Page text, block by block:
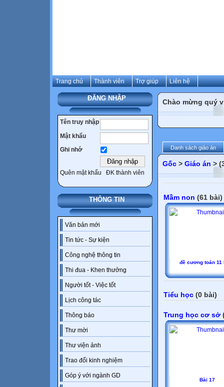
Trang chủ Thành viên Trợ giúp Liên hệ
ĐĂNG NHẬP
Tên truy nhập
Mật khẩu
Ghi nhớ
Quên mật khẩu ĐK thành viên
THÔNG TIN
Văn bản mới
Tin tức - Sự kiện
Công nghệ thông tin
Thi đua - Khen thưởng
Người tốt - Việc tốt
Lịch công tác
Thông báo
Thư mời
Thư viện ảnh
Trao đổi kinh nghiệm
Góp ý với ngành GD
Chào mừng quý
Danh sách giáo án
Gốc > Giáo án >
Mầm non (61 bài)
đề cương toán 11
Tiểu học (0 bài)
Trung học cơ sở
Bài 17